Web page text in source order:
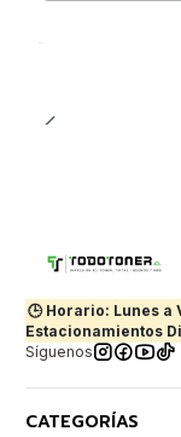
🕒 Horario: Lunes a
Estacionamientos
Síguenos
CATEGORÍAS